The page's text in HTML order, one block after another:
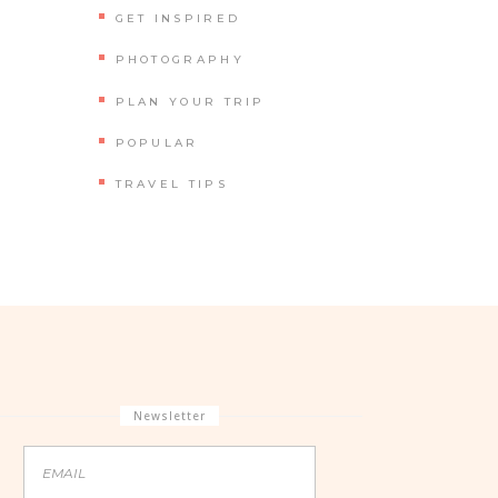
GET INSPIRED
PHOTOGRAPHY
PLAN YOUR TRIP
POPULAR
TRAVEL TIPS
Newsletter